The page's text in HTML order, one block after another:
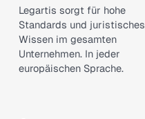
Legartis sorgt für hohe
Standards und juristisches
Wissen im gesamten
Unternehmen. In jeder
europäischen Sprache.